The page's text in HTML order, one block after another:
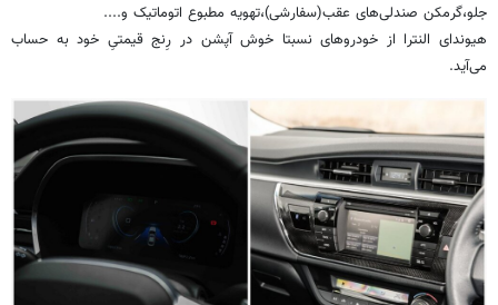
جلو،گرمکن صندلی‌های عقب(سفارشی)،تهویه مطبوع اتوماتیک و....
هیوندای النترا از خودروهای نسبتا خوش آپشن در رِنج قیمتیِ خود به حساب
می‌آید.